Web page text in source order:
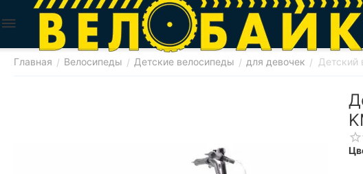
Главная / Велосипеды / Детские велосипеды / для девочек / Детский